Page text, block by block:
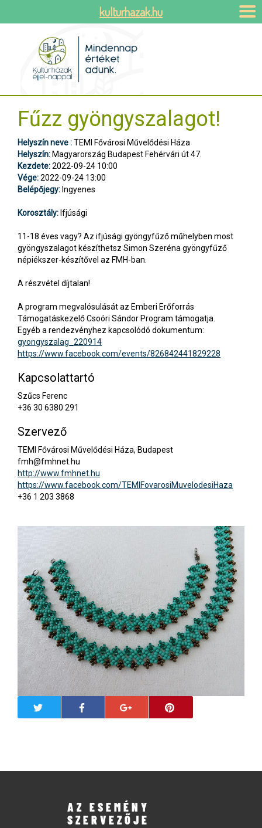
Fűzz gyöngyszalagot!
Helyszín neve :TEMI Fővárosi Művelődési Háza
Helyszín: Magyarország Budapest Fehérvári út 47.
Kezdete:2022-09-24 10:00
Vége:2022-09-24 13:00
Belépőjegy: Ingyenes
Korosztály: Ifjúsági
11-18 éves vagy? Az ifjúsági gyöngyfűző műhelyben most
gyöngyszalagot készíthetsz Simon Szeréna gyöngyfűző
népiékszer-készítővel az FMH-ban.
A részvétel díjtalan!
A program megvalósulását az Emberi Erőforrás
Támogatáskezelő Csoóri Sándor Program támogatja.
Egyéb a rendezvényhez kapcsolódó dokumentum:
gyongyszalag_220914
https://www.facebook.com/events/826842441829228
Kapcsolattartó
Szűcs Ferenc
+36 30 6380 291
Szervező
TEMI Fővárosi Művelődési Háza, Budapest
fmh@fmhnet.hu
http://www.fmhnet.hu
https://www.facebook.com/TEMIFovarosiMuvelodesiHaza
+36 1 203 3868
AZ ESEMÉNY
SZERVEZŐJE
kulturhazak.hu